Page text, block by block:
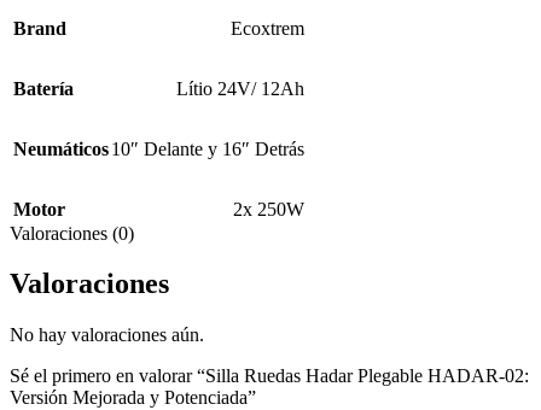
Brand Ecoxtrem
Batería Lítio 24V/ 12Ah
Neumáticos10″ Delante y 16″ Detrás
Motor
2x 250W
Valoraciones (0)
Valoraciones
No hay valoraciones aún.
Sé el primero en valorar “Silla Ruedas Hadar Plegable HADAR-02:
Versión Mejorada y Potenciada”